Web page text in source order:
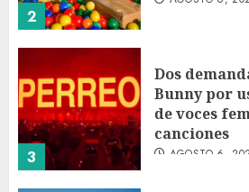
2
3
Dos
Bunny por
de voces
canciones
AGOSTO 6,